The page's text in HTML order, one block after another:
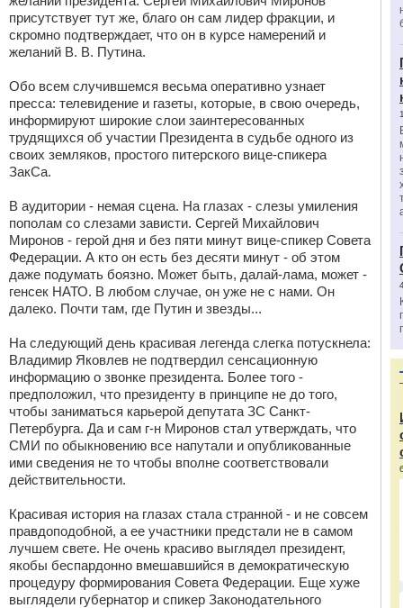
присутствует тут же, благо он сам лидер фракции, и
скромно подтверждает, что он в курсе намерений и
желаний В. В. Путина.
Обо всем случившемся весьма оперативно узнает
пресса: телевидение и газеты, которые, в свою очередь,
информируют широкие слои заинтересованных
трудящихся об участии Президента в судьбе одного из
своих земляков, простого питерского вице-спикера
ЗакСа.
В аудитории - немая сцена. На глазах - слезы умиления
пополам со слезами зависти. Сергей Михайлович
Миронов - герой дня и без пяти минут вице-спикер Совета
Федерации. А кто он есть без десяти минут - об этом
даже подумать боязно. Может быть, далай-лама, может -
генсек НАТО. В любом случае, он уже не с нами. Он
далеко. Почти там, где Путин и звезды...
На следующий день красивая легенда слегка потускнела:
Владимир Яковлев не подтвердил сенсационную
информацию о звонке президента. Более того -
предположил, что президенту в принципе не до того,
чтобы заниматься карьерой депутата ЗС Санкт-
Петербурга. Да и сам г-н Миронов стал утверждать, что
СМИ по обыкновению все напутали и опубликованные
ими сведения не то чтобы вполне соответствовали
действительности.
Красивая история на глазах стала странной - и не совсем
правдоподобной, а ее участники предстали не в самом
лучшем свете. Не очень красиво выглядел президент,
якобы беспардонно вмешавшийся в демократическую
процедуру формирования Совета Федерации. Еще хуже
выглядели губернатор и спикер Законодательного